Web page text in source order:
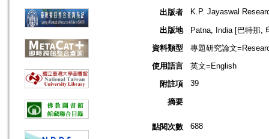
出版者 K.P. Jayaswal
出版地
Patna, India [巴特那,
資料類型
專題研究論文
使用語言
英文=English
附註項
39
摘要
點閱次數 688